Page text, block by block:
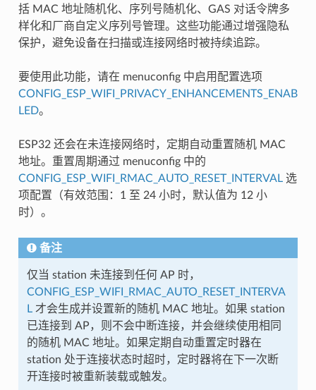
括 MAC 地址随机化、序列号随机化、GAS 对话令牌多
样化和厂商自定义序列号管理。这些功能通过增强隐私
保护，避免设备在扫描或连接网络时被持续追踪。
要使用此功能，请在 menuconfig 中启用配置选项
CONFIG_ESP_WIFI_PRIVACY_ENHANCEMENTS_ENAB
LED。
ESP32 还会在未连接网络时，定期自动重置随机 MAC
地址。重置周期通过 menuconfig 中的
CONFIG_ESP_WIFI_RMAC_AUTO_RESET_INTERVAL选
项配置（有效范围：1 至 24 小时，默认值为 12 小
时）。
备注
仅当 station 未连接到任何 AP 时，
CONFIG_ESP_WIFI_RMAC_AUTO_RESET_INTERVA
L才会生成并设置新的随机 MAC 地址。如果 station
已连接到 AP，则不会中断连接，并会继续使用相同
的随机 MAC 地址。如果定期自动重置定时器在
station 处于连接状态时超时，定时器将在下一次断
开连接时被重新装载或触发。